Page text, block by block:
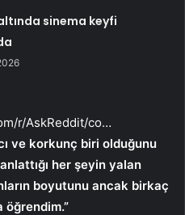
altında sinema keyfi
r/AskReddit/co…
ve korkunç biri olduğunu
her şeyin yalan
boyutunu ancak birkaç